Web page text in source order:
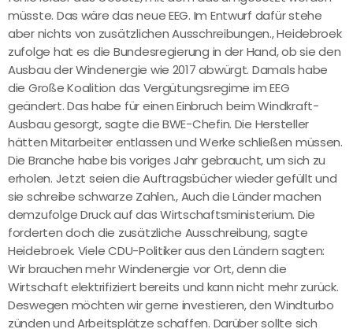
müsste. Das wäre das neue EEG. Im Entwurf dafür stehe
aber nichts von zusätzlichen Ausschreibungen., Heidebroek
zufolge hat es die Bundesregierung in der Hand, ob sie den
Ausbau der Windenergie wie 2017 abwürgt. Damals habe
die Große Koalition das Vergütungsregime im EEG
geändert. Das habe für einen Einbruch beim Windkraft-
Ausbau gesorgt, sagte die BWE-Chefin. Die Hersteller
hätten Mitarbeiter entlassen und Werke schließen müssen.
Die Branche habe bis voriges Jahr gebraucht, um sich zu
erholen. Jetzt seien die Auftragsbücher wieder gefüllt und
sie schreibe schwarze Zahlen., Auch die Länder machen
demzufolge Druck auf das Wirtschaftsministerium. Die
forderten doch die zusätzliche Ausschreibung, sagte
Heidebroek. Viele CDU-Politiker aus den Ländern sagten:
Wir brauchen mehr Windenergie vor Ort, denn die
Wirtschaft elektrifiziert bereits und kann nicht mehr zurück.
Deswegen möchten wir gerne investieren, den Windturbo
zünden und Arbeitsplätze schaffen. Darüber sollte sich